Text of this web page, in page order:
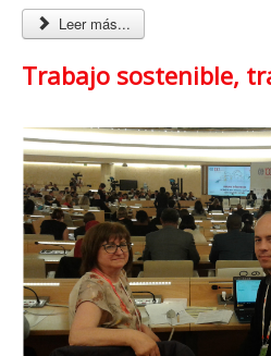
Leer más...
Trabajo sostenible,